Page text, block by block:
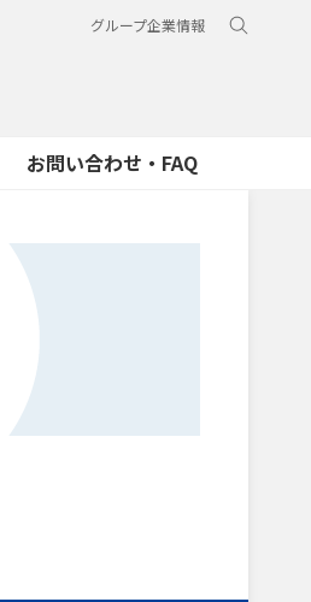
グループ企業情報
お問い合わせ・FAQ